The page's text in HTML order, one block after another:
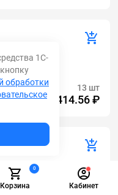
0
Корзина Кабинет
13 шт
от103 414.56 ₽
1С-
обработки